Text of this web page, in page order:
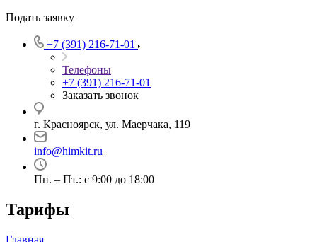
Подать заявку
+7 (391) 216-71-01
Телефоны
+7 (391) 216-71-01
Заказать звонок
г. Красноярск, ул. Маерчака, 119
info@himkit.ru
Пн. – Пт.: с 9:00 до 18:00
Тарифы
Главная